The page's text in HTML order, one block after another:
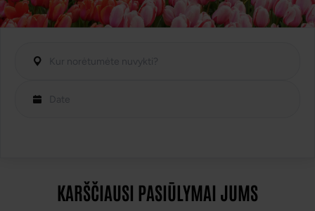
ALVATURAS PAVERČIA JAS MARŠRUTU
✨ Išsirink svajonių kelionę savo kolektyvui
KARŠČIAUSI PASIŪLYMAI JUMS